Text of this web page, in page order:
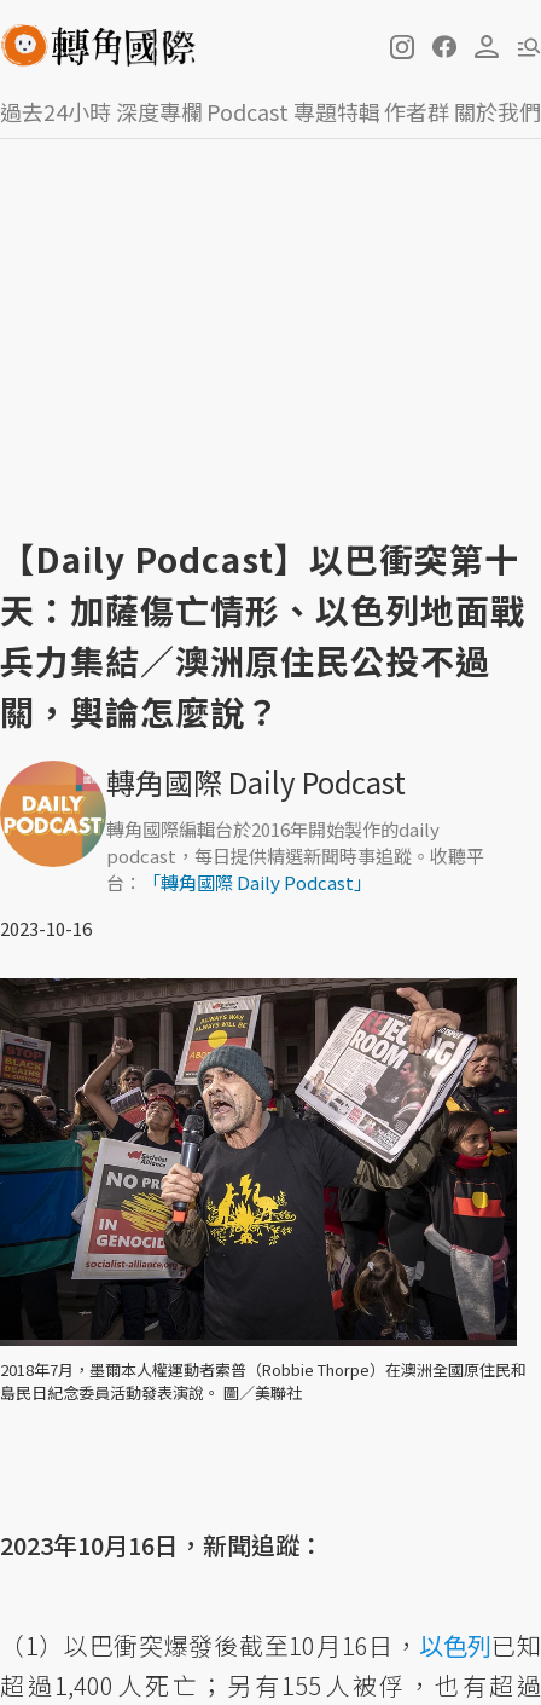
過去24小時深度專欄 Podcast 專題特輯作者群關於我們
【Daily Podcast】以巴衝突第十
天：加薩傷亡情形、以色列地面戰
兵力集結／澳洲原住民公投不過
關，輿論怎麼說？
轉角國際 Daily Podcast
轉角國際編輯台於2016年開始製作的daily
podcast，每日提供精選新聞時事追蹤。收聽平
台：
「轉角國際 Daily Podcast」
2023-10-16
2018年7月，墨爾本人權運動者索普（Robbie Thorpe）在澳洲全國原住民和
島民日紀念委員活動發表演說。 圖／美聯社
2023年10月16日，新聞追蹤：
（1）以巴衝突爆發後截至10月16日， 以色列已知
超過1,400人死亡；另有155人被俘，也有超過